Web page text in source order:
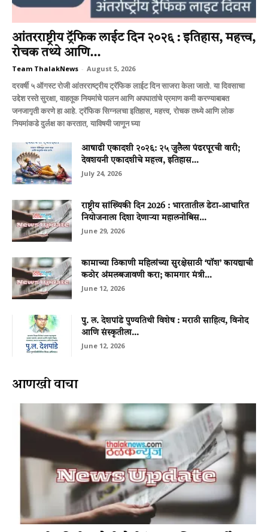
आंतरराष्ट्रीय ट्रॅफिक लाईट दिन २०२६ : इतिहास, महत्त्व,
रोचक तथ्ये आणि...
Team ThalakNews - August 5, 2026
दरवर्षी ५ ऑगस्ट रोजी आंतरराष्ट्रीय ट्रॅफिक लाईट दिन साजरा केला जातो. या दिवसाचा
उद्देश रस्ते सुरक्षा, वाहतूक नियमांचे पालन आणि अपघातांचे प्रमाण कमी करण्याबाबत
जनजागृती करणे हा आहे. ट्रॅफिक सिग्नलचा इतिहास, महत्त्व, रोचक तथ्ये आणि लोक
नियमांकडे दुर्लक्ष का करतात, याविषयी जाणून घ्या
आषाढी एकादशी २०२६: २५ जुलैला पंढरपूरची वारी;
देवशयनी एकादशीचे महत्त्व, इतिहास...
July 24, 2026
राष्ट्रीय सांख्यिकी दिन 2026 : भारतातील डेटा-आधारित
नियोजनाला दिशा देणाऱ्या महालनोबिस...
June 29, 2026
कामाच्या ठिकाणी महिलांच्या सुरक्षेसाठी ‘पॉश’ कायद्याची
कठोर अंमलबजावणी करा; कामगार मंत्री...
June 12, 2026
पु. ल. देशपांडे पुण्यतिथी विशेष : मराठी साहित्य, विनोद
आणि संस्कृतीला...
June 12, 2026
आणखी वाचा